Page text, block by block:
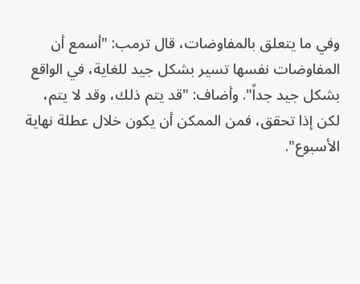
وفي ما يتعلق بالمفاوضات، قال ترمب: "أسمع أن
المفاوضات نفسها تسير بشكل جيد للغاية، في الواقع
بشكل جيد جداً". وأضاف: "قد يتم ذلك، وقد لا يتم،
لكن إذا تحقق، فمن الممكن أن يكون خلال عطلة نهاية
الأسبوع".